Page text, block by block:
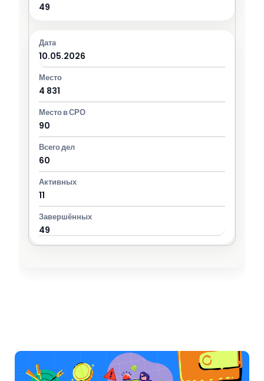
49
10.05.2026
4 831
90
60
11
49